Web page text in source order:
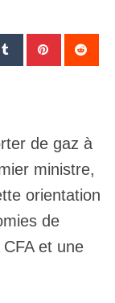
Tumblr Pinterest
de gaz à
ministre,
orientation
de
CFA et une